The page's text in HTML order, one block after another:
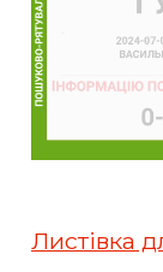
Листівка